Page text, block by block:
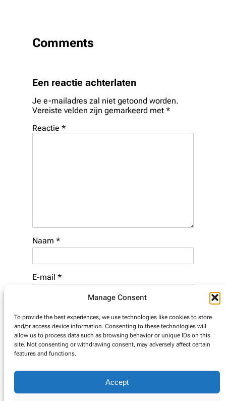
Manage Consent
To provide the best experiences, we use technologies like cookies to store
and/or access device information. Consenting to these technologies will
allow us to process data such as browsing behavior or unique IDs on this
site. Not consenting or withdrawing consent, may adversely affect certain
features and functions.
Accept
Comments
Een reactie achterlaten
Je e-mailadres zal niet getoond worden.
Vereiste velden zijn gemarkeerd met *
Reactie *
Naam *
E-mail *
Website